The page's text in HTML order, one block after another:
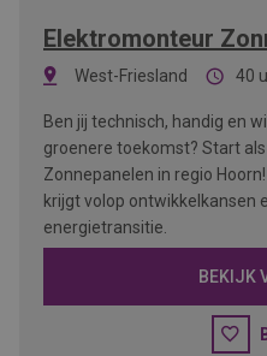
Elektromonteur
West-Friesland 40
Ben jij technisch, handig en
groenere toekomst? Start
Zonnepanelen in regio
krijgt volop ontwikkelkansen
energietransitie.
BEKIJK